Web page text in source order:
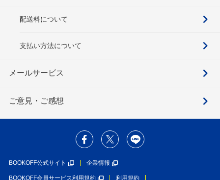
配送料について
支払い方法について
メールサービス
ご意見・ご感想
BOOKOFF公式サイト 企業情報
BOOKOFF会員サービス利用規約 利用規約